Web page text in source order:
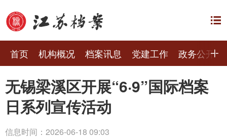
首页 机构概况 档案讯息 党建工作 政务公开
无锡梁溪区开展“6·9”国际档案
日系列宣传活动
信息时间：2026-06-18 09:03